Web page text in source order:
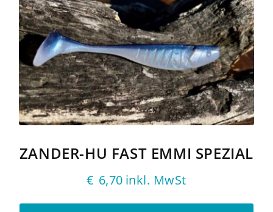
ZANDER-HU FAST EMMI SPEZIAL
€ 6,70 inkl. MwSt